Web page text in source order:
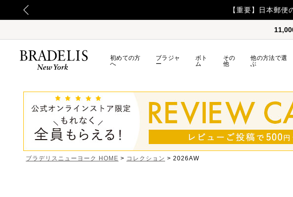
【重要】令和8年熊
初めての方
へ
ブラジャ
ー
ボト
ム
その
他
他の方法で選
ぶ
ブラデリスニューヨーク HOME コレクション 2026AW